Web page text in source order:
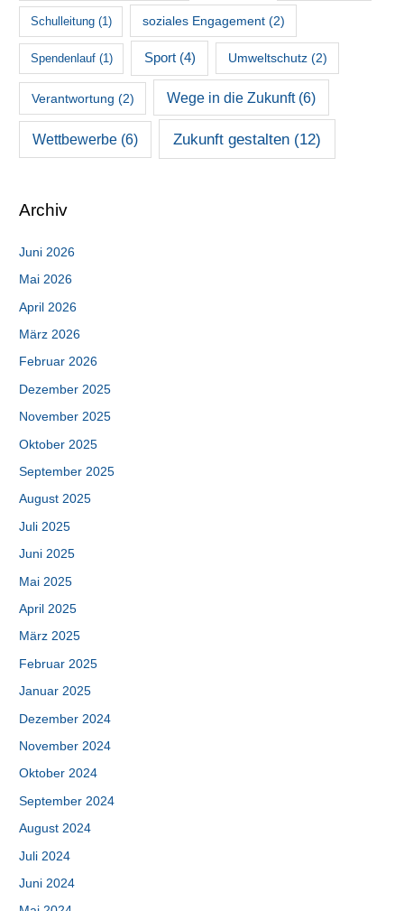
Schulleitung(1) soziales Engagement(2)
Spendenlauf(1) Sport(4) Umweltschutz(2)
Verantwortung (2) Wege in die Zukunft(6)
Wettbewerbe (6) Zukunft gestalten (12)
Archiv
Juni 2026
Mai 2026
April 2026
März 2026
Februar 2026
Dezember 2025
November 2025
Oktober 2025
September 2025
August 2025
Juli 2025
Juni 2025
Mai 2025
April 2025
März 2025
Februar 2025
Januar 2025
Dezember 2024
November 2024
Oktober 2024
September 2024
August 2024
Juli 2024
Juni 2024